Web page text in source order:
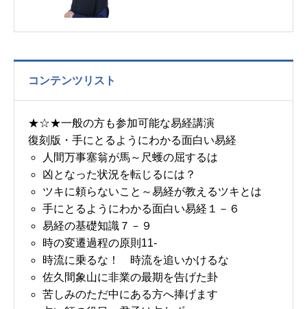
コンテンツリスト
★☆★一般の方も参加可能な易経講演
復刻版・手にとるようにわかる面白い易経
人間万事塞翁が馬～尺蠖の屈するは
凶となった状況を転じるには？
ツキに頼らないこと～易経が教えるツキとは
手にとるようにわかる面白い易経１－６
易経の基礎知識７－９
時の変遷過程の原則11-
時流に乗るな！ 時流を追いかけるな
佐久間象山に非業の最期を告げた卦
苦しみのただ中にある方へ捧げます